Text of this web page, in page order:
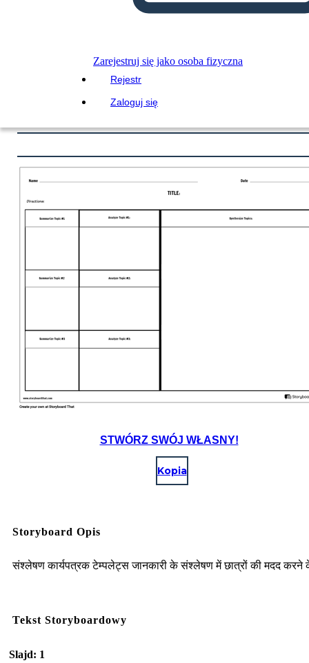
Zarejestruj się jako osoba fizyczna
Rejestr
Zaloguj się
STWÓRZ SWÓJ WŁASNY!
Kopia
Storyboard Opis
संश्लेषण कार्यपत्रक टेम्पलेट्स जानकारी के संश्लेषण में छात्रों की मदद करने
Tekst Storyboardowy
Slajd: 1